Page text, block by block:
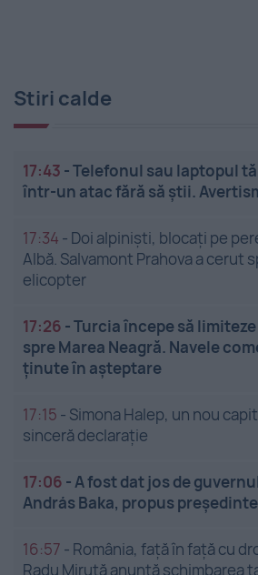
Stiri calde
17:43 -Telefonul sau laptopul
într-un atac fără să știi.
17:34 - Doi alpiniști, blocați pe
Albă. Salvamont Prahova a cerut
elicopter
17:26 -Turcia începe să
spre Marea Neagră. Navele
ținute în așteptare
17:15 - Simona Halep, un nou
sinceră declarație
17:06 -A fost dat jos de
András Baka, propus
16:57 - România, față în față cu
Radu Miruță anunță schimbarea